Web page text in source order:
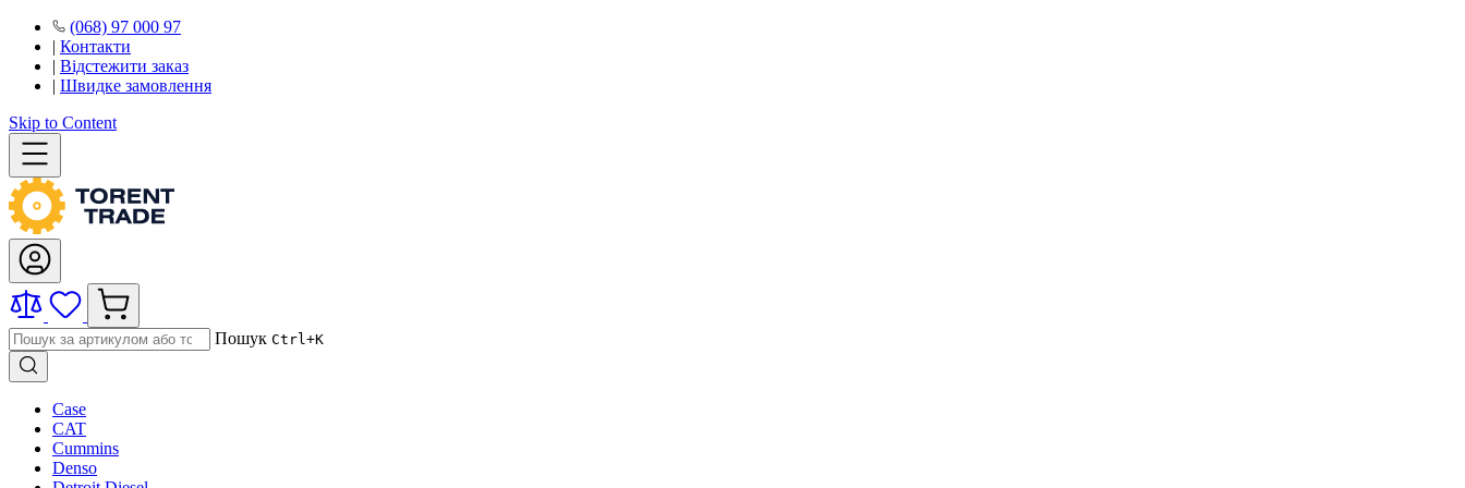
(068) 97 000 97
| Контакти
| Відстежити заказ
| Швидке замовлення
Skip to Content
Пошук Ctrl+K
Case
CAT
Cummins
Denso